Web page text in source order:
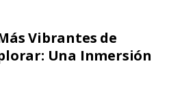
Vibrantes de
Una Inmersión